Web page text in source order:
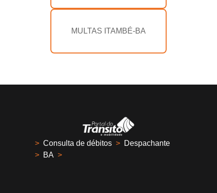
MULTAS ITAMBÉ-BA
> Consulta de débitos > Despachante
> BA >